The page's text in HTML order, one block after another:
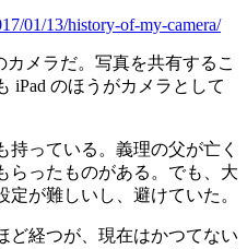
01/13/history-of-my-camera/
カメラだ。写真を共有するこ
iPad のほうがカメラとして
っている。義理の父が亡く
らったものがある。でも、大
が難しいし、避けていた。
ど経つが、現在はかつてない